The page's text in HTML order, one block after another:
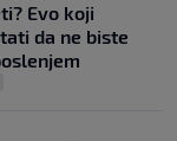
Evo koji
da ne biste